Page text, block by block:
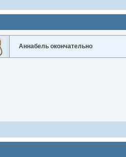
Аннабель окончательно